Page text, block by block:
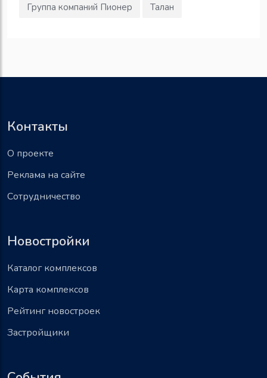
Группа компаний Пионер
Талан
Контакты
О проекте
Реклама на сайте
Сотрудничество
Новостройки
Каталог комплексов
Карта комплексов
Рейтинг новостроек
Застройщики